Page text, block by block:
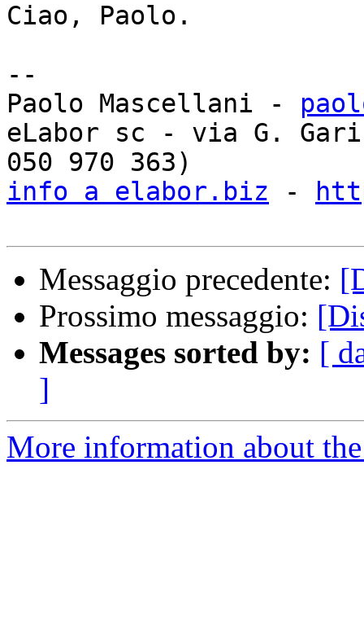
Ciao, Paolo.
--
Paolo Mascellani -
eLabor sc - via G.
info a elabor.biz -
Messaggio precedente:
Prossimo messaggio:
Messages sorted by: [
]
More information about